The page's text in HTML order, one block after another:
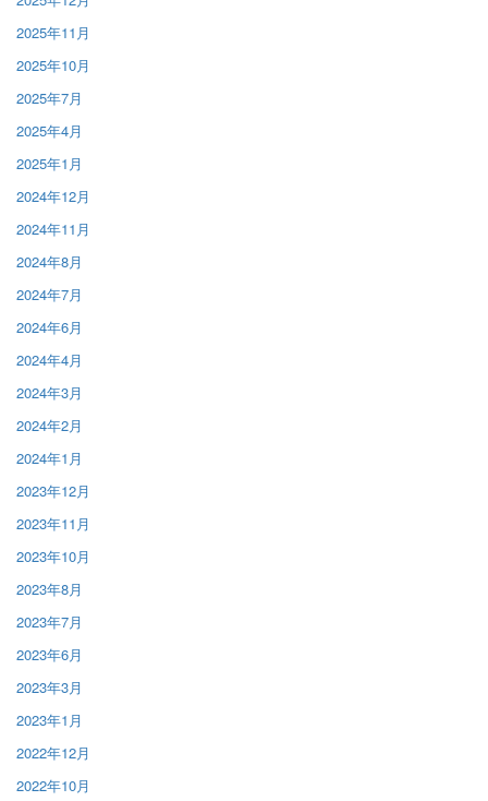
2025年11月
2025年10月
2025年7月
2025年4月
2025年1月
2024年12月
2024年11月
2024年8月
2024年7月
2024年6月
2024年4月
2024年3月
2024年2月
2024年1月
2023年12月
2023年11月
2023年10月
2023年8月
2023年7月
2023年6月
2023年3月
2023年1月
2022年12月
2022年10月